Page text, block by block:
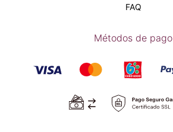
FAQ
Métodos de pago